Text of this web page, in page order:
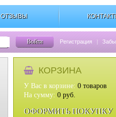
ОТЗЫВЫ
Войти Регистрация |
КОРЗИНА
У Вас в корзине: 0 товаров
На сумму: 0 руб.
ОФОРМИТЬ ПОКУПКУ